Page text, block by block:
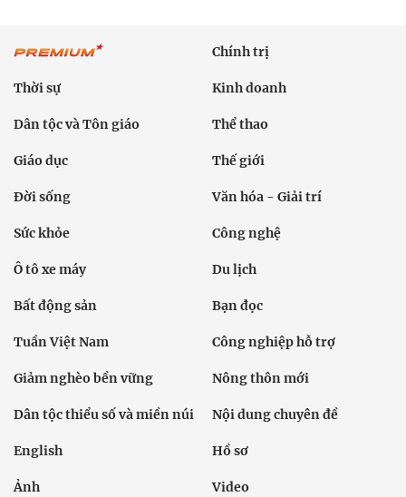
Chính trị
Thời sự Kinh doanh
Dân tộc và Tôn giáo Thể thao
Giáo dục Thế giới
Đời sống Văn hóa - Giải trí
Sức khỏe Công nghệ
Ô tô xe máy Du lịch
Bất động sản Bạn đọc
Tuần Việt Nam Công nghiệp hỗ trợ
Giảm nghèo bền vững Nông thôn mới
Dân tộc thiểu số và miền núi Nội dung chuyên đề
English Hồ sơ
Ảnh Video